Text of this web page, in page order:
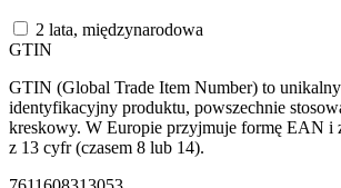
2 lata, międzynarodowa
GTIN
GTIN (Global Trade Item Number) to
identyfikacyjny produktu, powszechnie
kreskowy. W Europie przyjmuje formę EAN i
z 13 cyfr (czasem 8 lub 14).